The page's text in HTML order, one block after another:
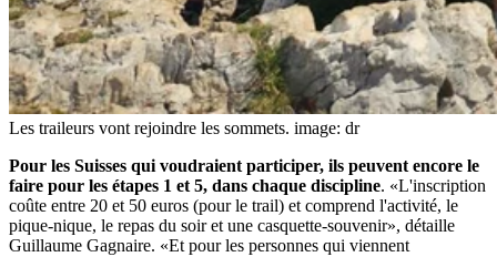
Les traileurs vont rejoindre les sommets. image: dr
Pour les Suisses qui voudraient participer, ils peuvent encore le
faire pour les étapes 1 et 5, dans chaque discipline. «L'inscription
coûte entre 20 et 50 euros (pour le trail) et comprend l'activité, le
pique-nique, le repas du soir et une casquette-souvenir», détaille
Guillaume Gagnaire. «Et pour les personnes qui viennent